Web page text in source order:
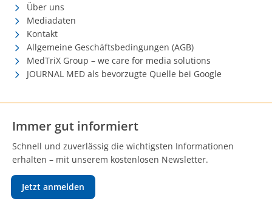
Über uns
Mediadaten
Kontakt
Allgemeine Geschäftsbedingungen (AGB)
MedTriX Group – we care for media solutions
JOURNAL MED als bevorzugte Quelle bei Google
Immer gut informiert
Schnell und zuverlässig die wichtigsten Informationen
erhalten – mit unserem kostenlosen Newsletter.
Jetzt anmelden